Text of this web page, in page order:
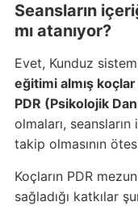
Seansların
mı atanıyor?
Evet, Kunduz
eğitimi almış koçlar
PDR (Psikolojik
olmaları,
takip olmasının
Koçların PDR
sağladığı katkılar